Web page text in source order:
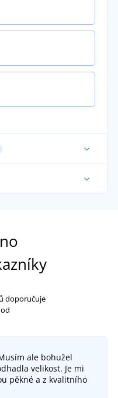
+1
rukávem JN396
doporučuje
ale bohužel
velikost. Je mi
pěkné a z kvalitního